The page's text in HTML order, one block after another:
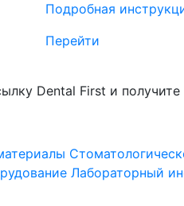
Подробная
Перейти
Dental First и
Лабораторный